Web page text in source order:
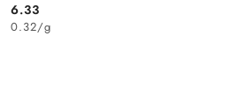
Cena:
6.33
0.32/g